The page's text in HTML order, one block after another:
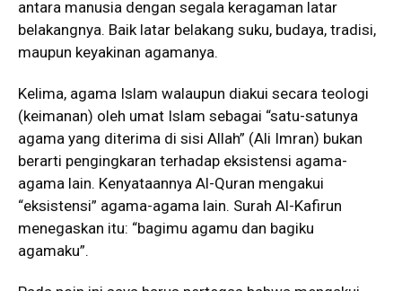
antara manusia dengan segala keragaman latar
belakangnya. Baik latar belakang suku, budaya, tradisi,
maupun keyakinan agamanya.
Kelima, agama Islam walaupun diakui secara teologi
(keimanan) oleh umat Islam sebagai “satu-satunya
agama yang diterima di sisi Allah” (Ali Imran) bukan
berarti pengingkaran terhadap eksistensi agama-
agama lain. Kenyataannya Al-Quran mengakui
“eksistensi” agama-agama lain. Surah Al-Kafirun
menegaskan itu: “bagimu agamu dan bagiku
agamaku”.